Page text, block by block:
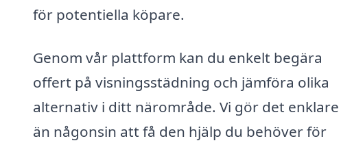
för potentiella köpare.
Genom vår plattform kan du enkelt begära
offert på visningsstädning och jämföra olika
alternativ i ditt närområde. Vi gör det enklare
än någonsin att få den hjälp du behöver för